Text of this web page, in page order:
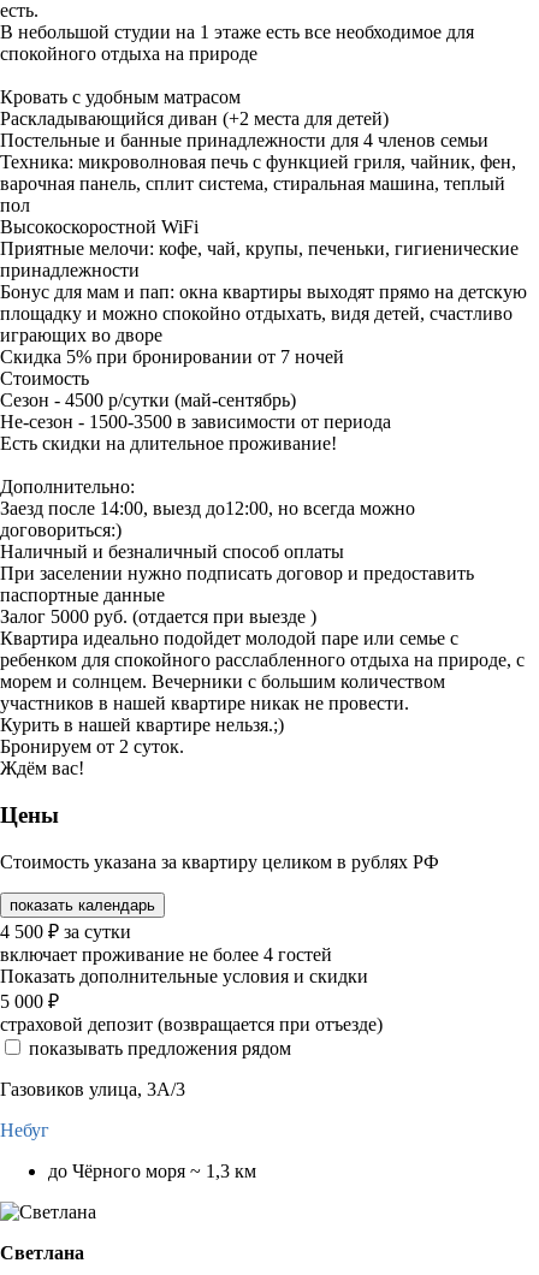
есть.
В небольшой студии на 1 этаже есть все необходимое для
спокойного отдыха на природе
Кровать с удобным матрасом
Раскладывающийся диван (+2 места для детей)
Постельные и банные принадлежности для 4 членов семьи
Техника: микроволновая печь c функцией гриля, чайник, фен,
варочная панель, сплит система, стиральная машина, теплый
пол
Высокоскоростной WiFi
Приятные мелочи: кофе, чай, крупы, печеньки, гигиенические
принадлежности
Бонус для мам и пап: окна квартиры выходят прямо на детскую
площадку и можно спокойно отдыхать, видя детей, счастливо
играющих во дворе
Скидка 5% при бронировании от 7 ночей
Стоимость
Сезон - 4500 р/сутки (май-сентябрь)
Не-сезон - 1500-3500 в зависимости от периода
Есть скидки на длительное проживание!
Дополнительно:
Заезд после 14:00, выезд до12:00, но всегда можно
договориться:)
Наличный и безналичный способ оплаты
При заселении нужно подписать договор и предоставить
паспортные данные
Залог 5000 руб. (отдается при выезде )
Квартира идеально подойдет молодой паре или семье с
ребенком для спокойного расслабленного отдыха на природе, с
морем и солнцем. Вечерники с большим количеством
участников в нашей квартире никак не провести.
Курить в нашей квартире нельзя.;)
Бронируем от 2 суток.
Ждём вас!
Цены
Стоимость указана за квартиру целиком в рублях РФ
показать календарь
4 500 ₽ за сутки
включает проживание не более 4 гостей
Показать дополнительные условия и скидки
5 000 ₽
страховой депозит (возвращается при отъезде)
показывать предложения рядом
Газовиков улица, 3А/3
Небуг
до Чёрного моря ~ 1,3 км
Светлана